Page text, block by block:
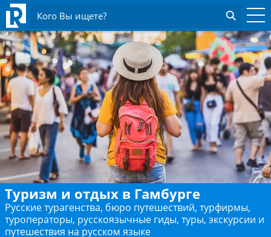
Кого Вы ищете?
Туризм и отдых в Гамбурге
Русские турагенства, бюро путешествий, турфирмы,
туроператоры, русскоязычные гиды, туры, экскурсии и
путешествия на русском языке